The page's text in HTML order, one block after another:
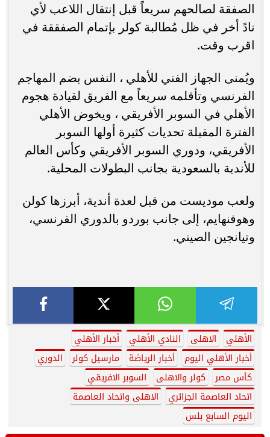
الصفقة لصالحهم سريعاً قبل إنتقال اللاعب لأي
نادً أخر في ظل مُطالبة كولر بإتمام الصفققة في
اقرب وقت.
ويُمنى الجهاز الفني للأهلي ، النفس بضم المهاجم
الفرنسي وتأقلمه سريعاً مع الفريق لقيادة هجوم
الأهلي في السوبر الأفريقي ، ويخوض الأهلي
الفترة المقبلة تحديات كثيرة أولها السوبر
الأفريقي، ودوري السوبر الأفريقي وكأس العالم
للأندية بالسعودية بجانب البطولات المحلية.
ولعب موديست من قبل لعدة أندية، أبرزها كولن
وهوفنهايم، إلى جانب بوردو بالدوري الفرنسي،
وتيانجين الصيني.
الأهلي الاهلى النادي الأهلي
أخبار الأهلي
أخبار الأهلي اليوم
أخبار الرياضة مارسيل كولر
الدوري
كأس مصر
كولر والاهلى
السوبر الافريقي
اتحاد العاصمة الجزائري
الاهلى واتحاد العاصمة
اليوم السابع بلس